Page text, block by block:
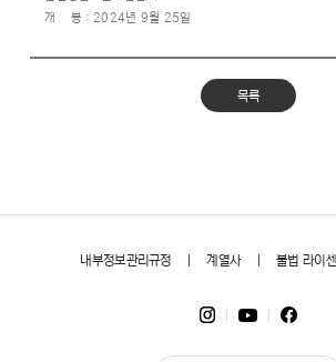
개 봉 : 2024년 9월 25일
목록
내부정보관리규정 |계열사|불법 라이